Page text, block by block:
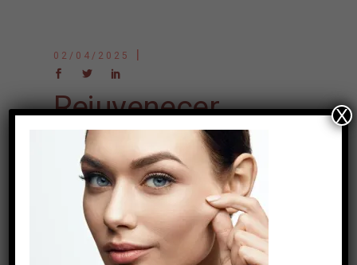
02/04/2025
Rejuvenecer X